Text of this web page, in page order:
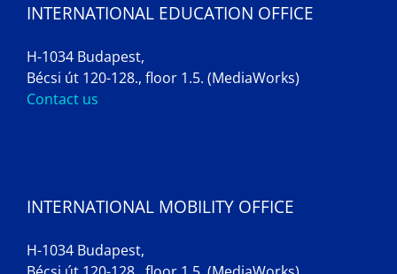
INTERNATIONAL EDUCATION OFFICE
H-1034 Budapest,
Bécsi út 120-128., floor 1.5. (MediaWorks)
Contact us
INTERNATIONAL MOBILITY OFFICE
H-1034 Budapest,